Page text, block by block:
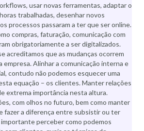
usar novas ferramentas, adaptar o
trabalhadas, desenhar novos
processos passaram a ter que ser online.
compras, faturação, comunicação com
obrigatoriamente a ser digitalizados.
acreditamos que as mudanças ocorrem
empresa. Alinhar a comunicação interna e
contudo não podemos esquecer uma
equação – os clientes. Manter relações
extrema importância nesta altura.
com olhos no futuro, bem como manter
fazer a diferença entre subsistir ou ter
perceber como podemos